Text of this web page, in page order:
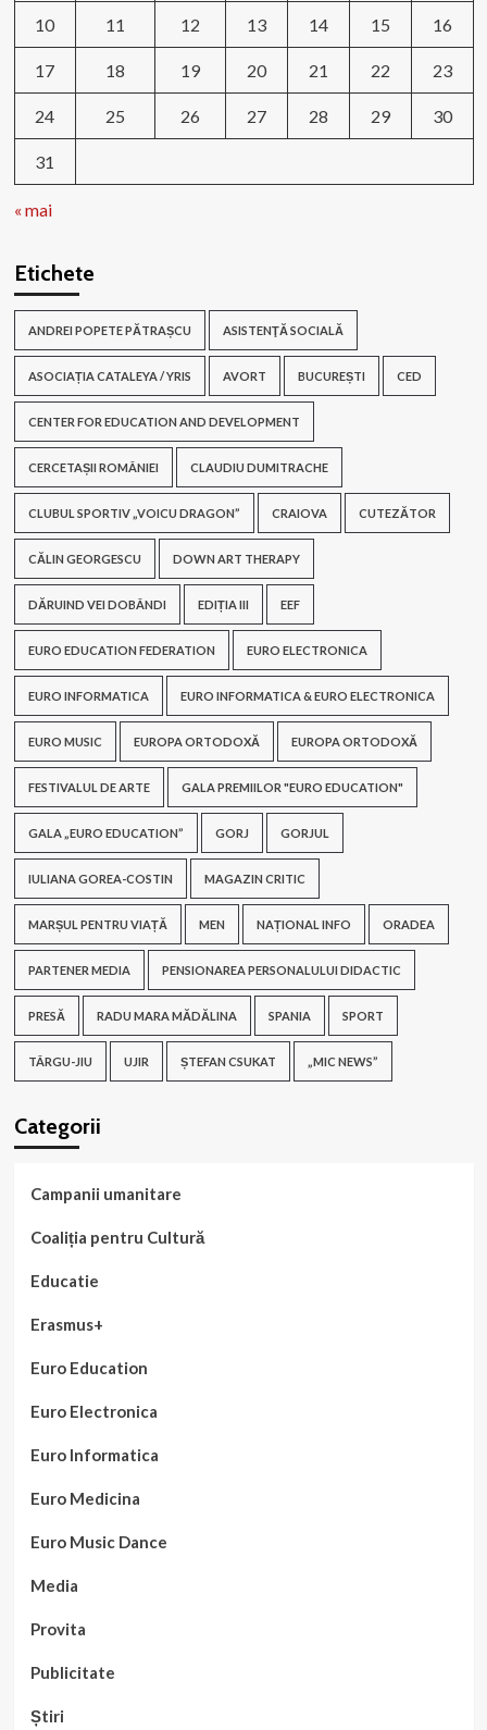
10 11 12 13 14 15 16
17 18 19 20 21 22 23
24 25 26 27 28 29 30
31
« mai
Etichete
ANDREI POPETE PĂTRAȘCU ASISTENŢĂ SOCIALĂ
ASOCIAȚIA CATALEYA / YRIS AVORT BUCUREȘTI CED
CENTER FOR EDUCATION AND DEVELOPMENT
CERCETAȘII ROMÂNIEI CLAUDIU DUMITRACHE
CLUBUL SPORTIV „VOICU DRAGON” CRAIOVA CUTEZĂTOR
CĂLIN GEORGESCU DOWN ART THERAPY
DĂRUIND VEI DOBÂNDI EDIȚIA III EEF
EURO EDUCATION FEDERATION EURO ELECTRONICA
EURO INFORMATICA EURO INFORMATICA & EURO ELECTRONICA
EURO MUSIC EUROPA ORTODOXĂ EUROPA ORTODOXĂ
FESTIVALUL DE ARTE GALA PREMIILOR "EURO EDUCATION"
GALA „EURO EDUCATION” GORJ GORJUL
IULIANA GOREA-COSTIN MAGAZIN CRITIC
MARȘUL PENTRU VIAȚĂ MEN NAȚIONAL INFO ORADEA
PARTENER MEDIA PENSIONAREA PERSONALULUI DIDACTIC
PRESĂ RADU MARA MĂDĂLINA SPANIA SPORT
TÂRGU-JIU UJIR ȘTEFAN CSUKAT „MIC NEWS”
Categorii
Campanii umanitare
Coaliția pentru Cultură
Educatie
Erasmus+
Euro Education
Euro Electronica
Euro Informatica
Euro Medicina
Euro Music Dance
Media
Provita
Publicitate
Știri